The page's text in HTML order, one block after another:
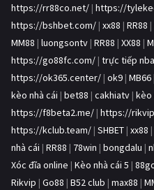
https://rr88co.net/ | https://
https://bshbet.com/ | xx88 | RR88 |
MM88 | luongsontv | RR88 | XX88 |
https://go88fc.com/ | trực tiếp nba
https://ok365.center/ | ok9 | MB66
kèo nhà cái | bet88 | cakhiatv | kèo
https://f8beta2.me/ | https://
https://kclub.team/ | SHBET | xx88 |
nhà cái | RR88 | 78win | bongdalu |
Xóc đĩa online | Kèo nhà cái 5 |
Rikvip | Go88 | B52 club | max88 |